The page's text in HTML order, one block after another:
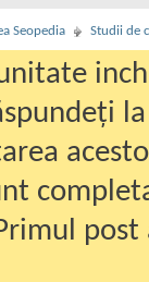
Seopedia Studii de